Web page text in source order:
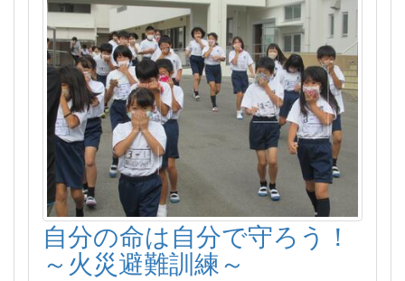
自分の命は自分で守ろう！
～火災避難訓練～